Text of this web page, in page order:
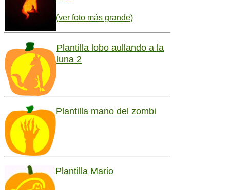
(ver foto más grande)
Plantilla lobo aullando a la
luna 2
Plantilla mano del zombi
Plantilla Mario